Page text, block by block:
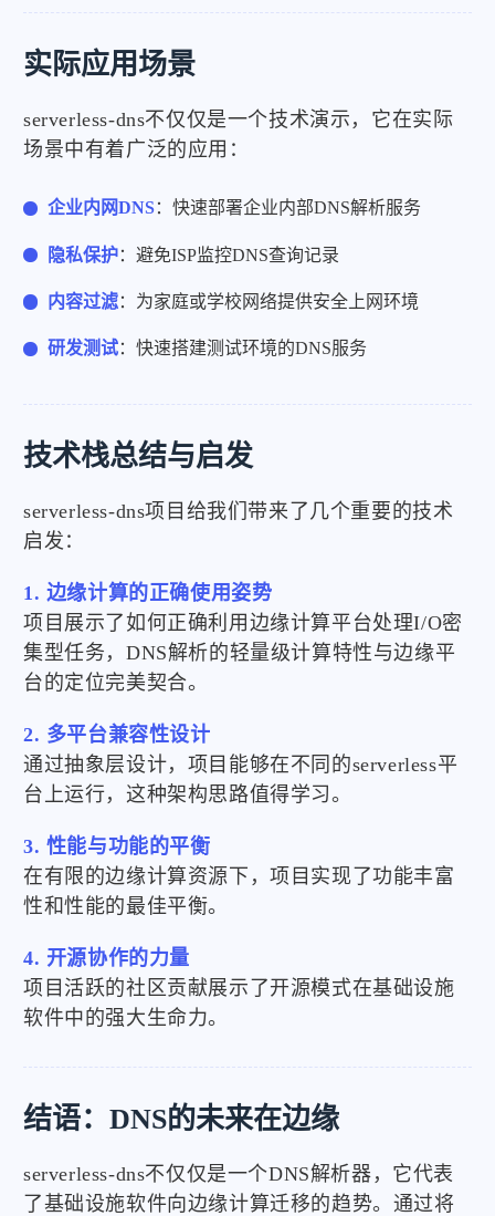
实际应用场景
serverless-dns不仅仅是一个技术演示，它在实际
场景中有着广泛的应用：
企业内网DNS：快速部署企业内部DNS解析服务
隐私保护：避免ISP监控DNS查询记录
内容过滤：为家庭或学校网络提供安全上网环境
研发测试：快速搭建测试环境的DNS服务
技术栈总结与启发
serverless-dns项目给我们带来了几个重要的技术
启发：
1. 边缘计算的正确使用姿势
项目展示了如何正确利用边缘计算平台处理I/O密
集型任务，DNS解析的轻量级计算特性与边缘平
台的定位完美契合。
2. 多平台兼容性设计
通过抽象层设计，项目能够在不同的serverless平
台上运行，这种架构思路值得学习。
3. 性能与功能的平衡
在有限的边缘计算资源下，项目实现了功能丰富
性和性能的最佳平衡。
4. 开源协作的力量
项目活跃的社区贡献展示了开源模式在基础设施
软件中的强大生命力。
结语：DNS的未来在边缘
serverless-dns不仅仅是一个DNS解析器，它代表
了基础设施软件向边缘计算迁移的趋势。通过将